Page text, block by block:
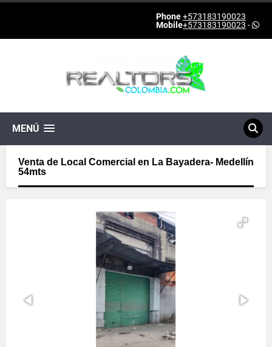
Phone+573183190023
Mobile+573183190023 -
MENÚ
Venta de Local Comercial en La Bayadera- Medellín
54mts